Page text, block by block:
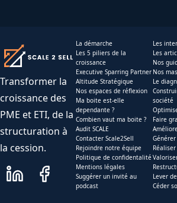
Transformer la
croissance des
PME et ETI, de la
structuration à
la cession.
La démarche
Les 5 piliers de la
croissance
Executive Sparring Partner
Altitude Stratégique
Nos espaces de réflexion
Ma boite est-elle
dependante ?
Combien vaut ma boite ?
Audit SCALE
Contacter Scale2Sell
Rejoindre notre équipe
Politique de confidentalité
Mentions légales
Suggérer un invité au
podcast
Les
Les
Nos
Nos
Le
société
Faire
Lever
Céder